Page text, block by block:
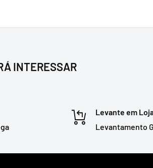
INTERESSAR
Levante em
Levantamento